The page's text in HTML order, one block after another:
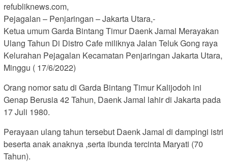
refubliknews.com,
Pejagalan – Penjaringan – Jakarta Utara,-
Ketua umum Garda Bintang Timur Daenk Jamal Merayakan
Ulang Tahun Di Distro Cafe miliknya Jalan Teluk Gong raya
Kelurahan Pejagalan Kecamatan Penjaringan Jakarta Utara,
Minggu ( 17/6/2022)
Orang nomor satu di Garda Bintang Timur Kalijodoh ini
Genap Berusia 42 Tahun, Daenk Jamal lahir di Jakarta pada
17 Juli 1980.
Perayaan ulang tahun tersebut Daenk Jamal di dampingi istri
beserta anak anaknya ,serta ibunda tercinta Maryati (70
Tahun).